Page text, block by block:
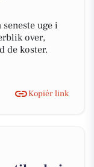
uge i
over,
de koster.
Kopiér link